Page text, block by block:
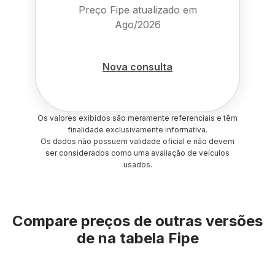
Preço Fipe atualizado em
Ago/2026
Nova consulta
Os valores exibidos são meramente referenciais e têm
finalidade exclusivamente informativa.
Os dados não possuem validade oficial e não devem
ser considerados como uma avaliação de veículos
usados.
Compare preços de outras versões
de na tabela Fipe